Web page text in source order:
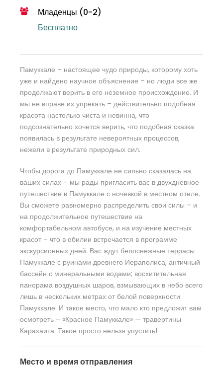
Младенцы (0-2)
Бесплатно
Памуккале – настоящее чудо природы, которому хоть
уже и найдено научное объяснение – но люди все же
продолжают верить в его неземное происхождение. И
мы не вправе их упрекать – действительно подобная
красота настолько чиста и невинна, что
подсознательно хочется верить, что подобная сказка
появилась в результате невероятных процессов,
нежели в результате природных сил.
Чтобы дорога до Памуккале не сильно сказалась на
ваших силах – мы рады пригласить вас в двухдневное
путешествие в Памуккале с ночевкой в местном отеле.
Вы сможете равномерно распределить свои силы – и
на продолжительное путешествие на
комфортабельном автобусе, и на изучение местных
красот – что в обилии встречается в программе
экскурсионных дней. Вас ждут белоснежные террасы
Памуккале с руинами древнего Иераполиса, античный
бассейн с минеральными водами; восхитительная
панорама воздушных шаров, взмывающих в небо всего
лишь в нескольких метрах от белой поверхности
Памуккале. И такое место, что мало кто предложит вам
осмотреть – «Красное Памуккале» — травертины
Карахаита. Такое просто нельзя упустить!
Место и время отправления